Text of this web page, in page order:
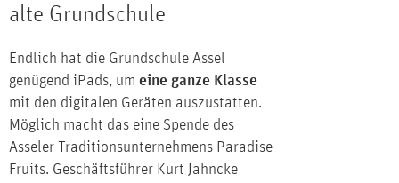
alte Grundschule
Endlich hat die Grundschule Assel
genügend iPads, um eine ganze Klasse
mit den digitalen Geräten auszustatten.
Möglich macht das eine Spende des
Asseler Traditionsunternehmens Paradise
Fruits. Geschäftsführer Kurt Jahncke